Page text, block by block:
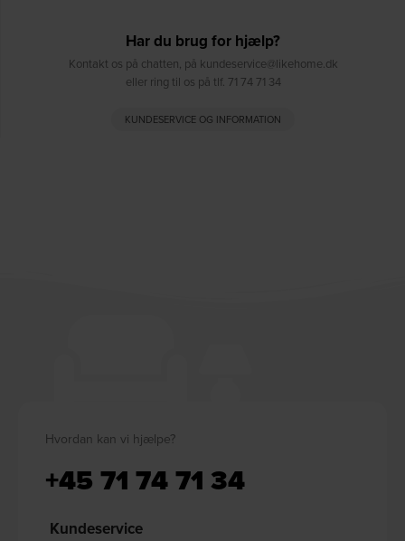
Har du brug for hjælp?
Kontakt os på chatten, på kundeservice@likehome.dk
eller ring til os på tlf. 71 74 71 34
KUNDESERVICE OG INFORMATION
Hvordan kan vi hjælpe?
+45 71 74 71 34
Kundeservice